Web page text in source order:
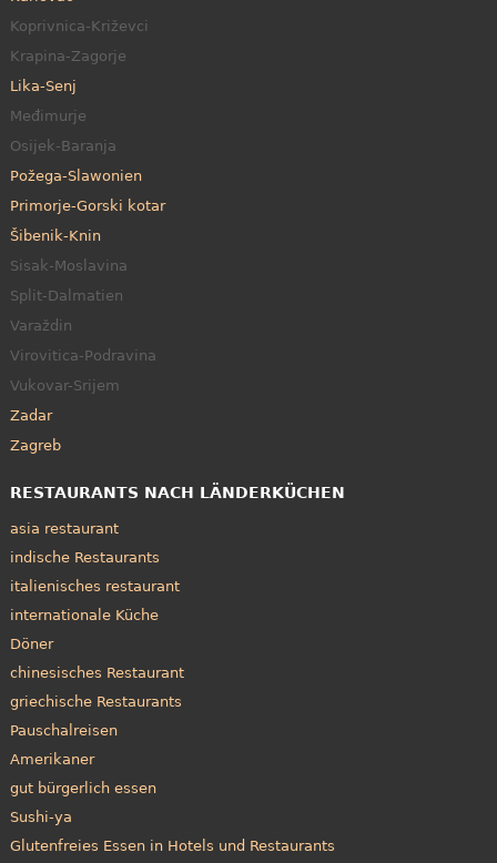
Koprivnica-Križevci
Krapina-Zagorje
Lika-Senj
Međimurje
Osijek-Baranja
Požega-Slawonien
Primorje-Gorski kotar
Šibenik-Knin
Sisak-Moslavina
Split-Dalmatien
Varaždin
Virovitica-Podravina
Vukovar-Srijem
Zadar
Zagreb
RESTAURANTS NACH LÄNDERKÜCHEN
asia restaurant
indische Restaurants
italienisches restaurant
internationale Küche
Döner
chinesisches Restaurant
griechische Restaurants
Pauschalreisen
Amerikaner
gut bürgerlich essen
Sushi-ya
Glutenfreies Essen in Hotels und Restaurants